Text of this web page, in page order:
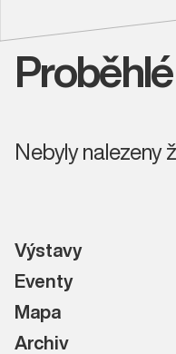
Proběhlé
Nebyly nalezeny
Výstavy
Eventy
Mapa
Archiv